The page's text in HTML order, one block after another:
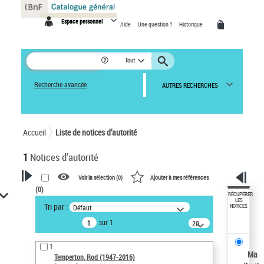
Espace personnel Aide Une question ? Historique
Tout
Recherche avancée AUTRES RECHERCHES
Accueil Liste de notices d’autorité
1 Notices d'autorité
VOTRE RECHERCHE
Recherche avancée dans les
notices d’autorité
Œuvres liées à l'auteur :
Temperton, Rod (1947-2016)
Voir la sélection (0) Ajouter à mes références
(0)
Tri par : Défaut
sur 1
20
résultats/page
1
Temperton, Rod (1947-2016)
RÉCUPÉRER
LES
NOTICES
Ma
Panneau de gestion des cookies